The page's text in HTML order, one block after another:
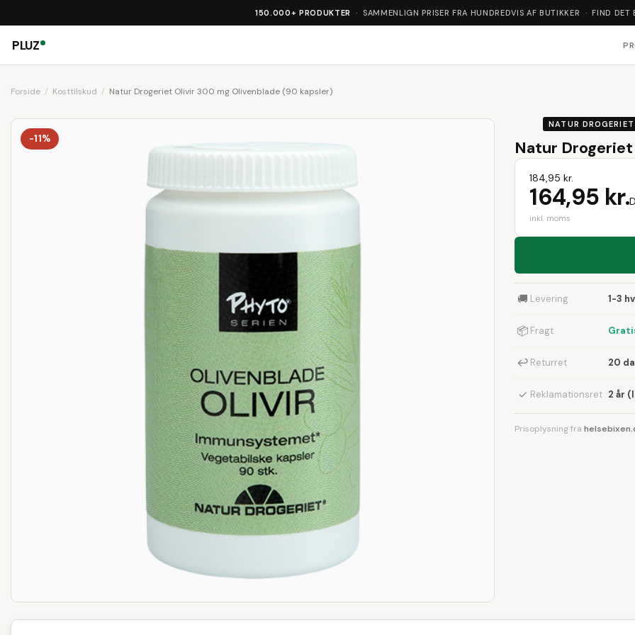
150.000+ PRODUKTER · SAMMENLIGN PRISER FRA HUNDREDVIS AF BUTIKKER · FIND DET
PLUZ
Forside Kosttilskud Natur Drogeriet Olivir 300 mg Olivenblade (90 kapsler)
-11%
NATUR DROGERIET
Natur
184,95 kr.
164,95 kr.
inkl. moms
🚚 Levering 1-3
📦 Fragt
↩ Returret 20
✓ Reklamationsret 2 år
Prisoplysning fra